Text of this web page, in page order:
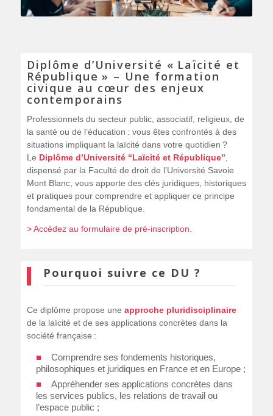
Diplôme d’Université « Laïcité et
République » – Une formation
civique au cœur des enjeux
contemporains
Professionnels du secteur public, associatif, religieux, de
la santé ou de l’éducation : vous êtes confrontés à des
situations impliquant la laïcité dans votre quotidien ?
Le Diplôme d’Université “Laïcité et République”
dispensé par la Faculté de droit de l’Université Savoie
Mont Blanc, vous apporte des clés juridiques, historiques
et pratiques pour comprendre et appliquer ce principe
fondamental de la République.
> Accédez au formulaire de pré-inscription.
Pourquoi suivre ce DU ?
Ce diplôme propose une approche pluridisciplinaire
de la laïcité et de ses applications concrètes dans la
société française :
Comprendre ses fondements historiques,
philosophiques et juridiques en France et en Europe ;
Appréhender ses applications concrètes dans
les services publics, les relations de travail ou
l’espace public ;